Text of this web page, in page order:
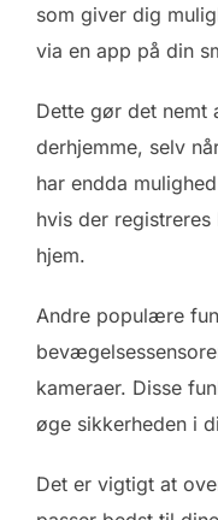
som giver dig
via en app på din
Dette gør det nemt
derhjemme, selv
har endda
hvis der
hjem.
Andre populære
kameraer. Disse
øge sikkerheden i
Det er vigtigt at